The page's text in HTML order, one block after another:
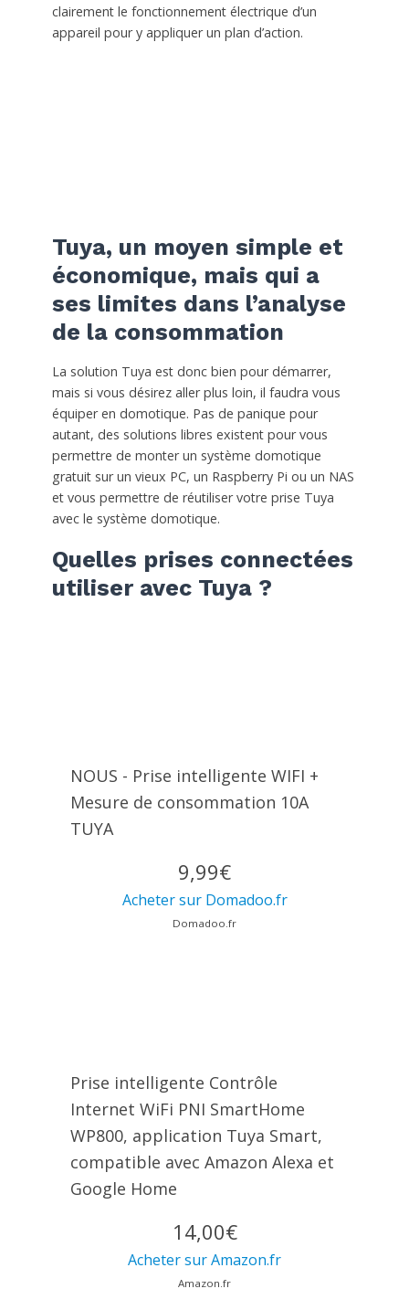
clairement le fonctionnement électrique d’un
appareil pour y appliquer un plan d’action.
Tuya, un moyen simple et
économique, mais qui a
ses limites dans l’analyse
de la consommation
La solution Tuya est donc bien pour démarrer,
mais si vous désirez aller plus loin, il faudra vous
équiper en domotique. Pas de panique pour
autant, des solutions libres existent pour vous
permettre de monter un système domotique
gratuit sur un vieux PC, un Raspberry Pi ou un NAS
et vous permettre de réutiliser votre prise Tuya
avec le système domotique.
Quelles prises connectées
utiliser avec Tuya ?
NOUS - Prise intelligente WIFI +
Mesure de consommation 10A
TUYA
9,99€
Acheter sur Domadoo.fr
Domadoo.fr
Prise intelligente Contrôle
Internet WiFi PNI SmartHome
WP800, application Tuya Smart,
compatible avec Amazon Alexa et
Google Home
14,00€
Acheter sur Amazon.fr
Amazon.fr